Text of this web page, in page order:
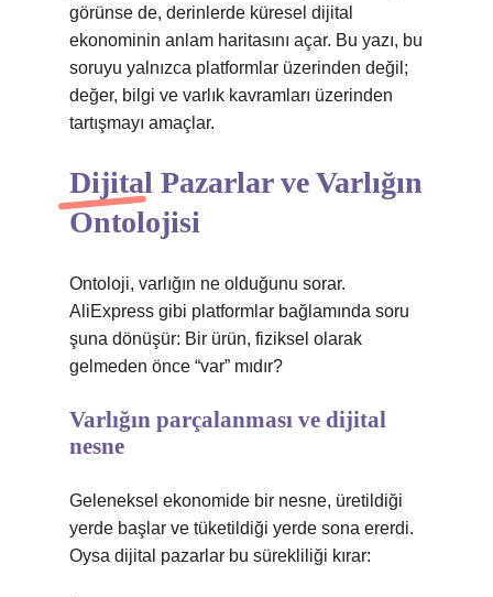
görünse de, derinlerde küresel dijital
ekonominin anlam haritasını açar. Bu yazı, bu
soruyu yalnızca platformlar üzerinden değil;
değer, bilgi ve varlık kavramları üzerinden
tartışmayı amaçlar.
Dijital Pazarlar ve Varlığın
Ontolojisi
Ontoloji, varlığın ne olduğunu sorar.
AliExpress gibi platformlar bağlamında soru
şuna dönüşür: Bir ürün, fiziksel olarak
gelmeden önce “var” mıdır?
Varlığın parçalanması ve dijital
nesne
Geleneksel ekonomide bir nesne, üretildiği
yerde başlar ve tüketildiği yerde sona ererdi.
Oysa dijital pazarlar bu sürekliliği kırar: